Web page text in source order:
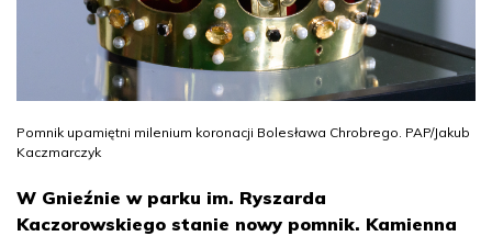
Pomnik upamiętni milenium koronacji Bolesława Chrobrego. PAP/Jakub
Kaczmarczyk
W Gnieźnie w parku im. Ryszarda
Kaczorowskiego stanie nowy pomnik. Kamienna